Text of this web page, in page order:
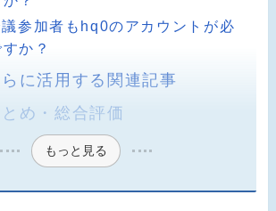
議参加者もhq0のアカウントが必
か？
に活用する関連記事
め・総合評価
もっと見る